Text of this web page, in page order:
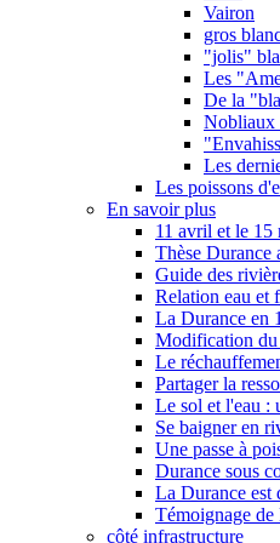
Vairon
gros
"jolis"
Les
De la
Nobliaux
Les
Les poissons
En savoir plus
11 avril et le 15
Thèse Durance
Guide des
Relation eau et
La Durance en
Modification du
Le
Partager la
Le sol et l'eau :
Se baigner en
Une passe à
Durance sous
La Durance est
Témoignage de
côté infrastructure